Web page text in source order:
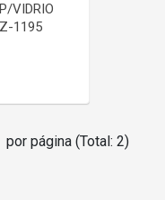
VIDRIO
1195
por página (Total: 2)